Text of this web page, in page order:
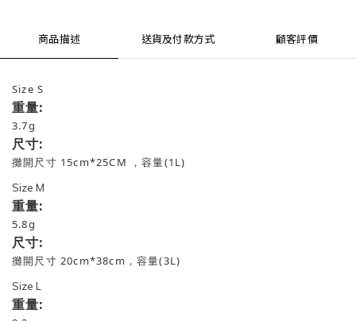
商品描述 送貨及付款方式 顧客評價
Size S
重量:
3.7g
尺寸:
攤開尺寸 15cm*25CM ，容量(1L)
Size M
重量:
5.8g
尺寸:
攤開尺寸 20cm*38cm，容量(3L)
Size L
重量: